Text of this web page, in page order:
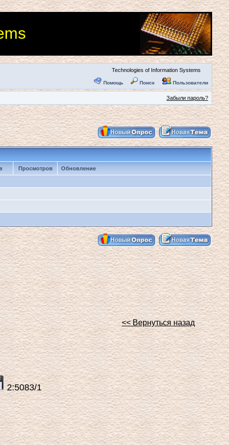
Technologies of Information Systems
Помощь Поиск Пользователи
Забыли пароль?
Просмотров Обновление
<< Вернуться назад
2:5083/1